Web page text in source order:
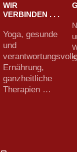
WIR
VERBINDEN . . .
Yoga, gesunde
und
Ernährung,
ganzheitliche
Therapien …